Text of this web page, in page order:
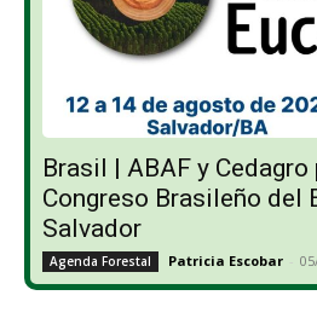
Brasil | ABAF y Cedagro
Congreso Brasileño del
Salvador
Agenda Forestal Patricia Escobar -